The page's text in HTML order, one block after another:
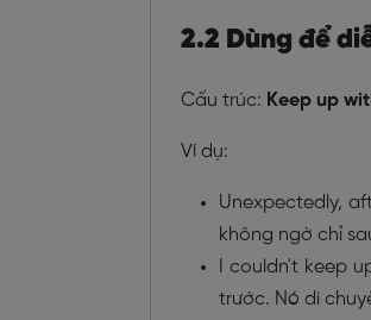
2.2 Dùng để
Cấu trúc: Keep up
Ví dụ:
Unexpectedly,
không ngờ chỉ
I couldn't keep
trước. Nó di